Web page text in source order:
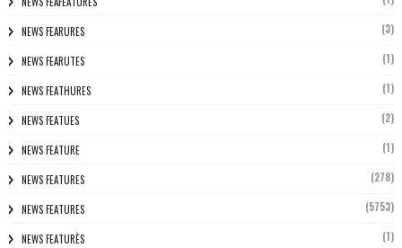
NEWS FEARURES (3)
NEWS FEARUTES (1)
NEWS FEATHURES (1)
NEWS FEATUES (2)
NEWS FEATURE (1)
NEWS FEATURES (278)
NEWS FEATURES (5753)
NEWS FEATURÈS (1)